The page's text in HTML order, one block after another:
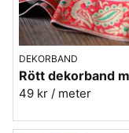
DEKORBAND
49 kr / meter